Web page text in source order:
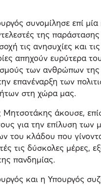
συνομίλησε επί
της
τις ανησυχίες και
απηχούν ευρύτερα
των ανθρώπων της
επανέναρξη των
στη χώρα μας.
άκουσε,
για την επίλυση των
του κλάδου που
τις δύσκολες μέρες,
πανδημίας.
και η Υπουργός